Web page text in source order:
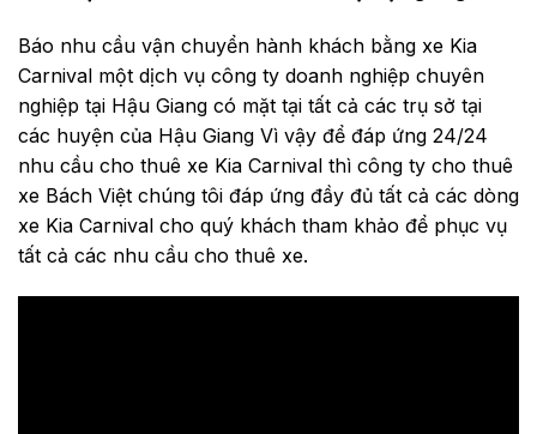
Báo nhu cầu vận chuyển hành khách bằng xe Kia
Carnival một dịch vụ công ty doanh nghiệp chuyên
nghiệp tại Hậu Giang có mặt tại tất cả các trụ sở tại
các huyện của Hậu Giang Vì vậy để đáp ứng 24/24
nhu cầu cho thuê xe Kia Carnival thì công ty cho thuê
xe Bách Việt chúng tôi đáp ứng đầy đủ tất cả các dòng
xe Kia Carnival cho quý khách tham khảo để phục vụ
tất cả các nhu cầu cho thuê xe.